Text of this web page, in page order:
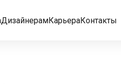
ДизайнерамКарьераКонтакты